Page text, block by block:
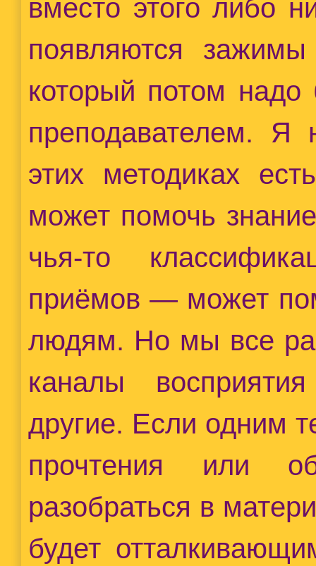
вместо этого либо
появляются
который потом надо
преподавателем. Я
этих методиках
может помочь
чья-то
приёмов — может
людям. Но мы все
каналы
другие. Если одним
прочтения или
разобраться в
будет